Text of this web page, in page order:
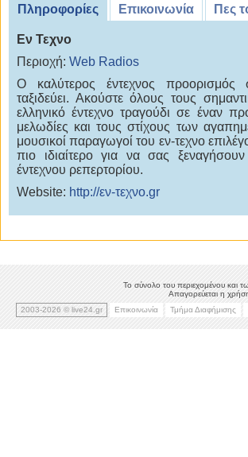
Πληροφορίες Επικοινωνία Πες
Εν Τεχνο
Περιοχή: Web Radios
Ο καλύτερος έντεχνος
ταξιδεύει. Ακούστε όλους τους
ελληνικό έντεχνο τραγούδι σε έναν
μελωδίες και τους στίχους των
μουσικοί παραγωγοί του εν-τεχνο
πιο ιδιαίτερο για να σας
έντεχνου ρεπερτορίου.
Website: http://εν-τεχνο.gr
Το σύνολο του περιεχομένου και
Απαγορεύεται η
2003-2026 © live24.gr
Επικοινωνία Τμήμα Διαφήμισης